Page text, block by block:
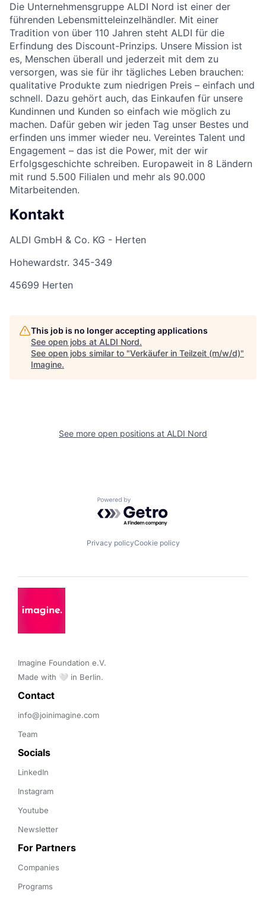
Die Unternehmensgruppe ALDI Nord ist einer der
führenden Lebensmitteleinzelhändler. Mit einer
Tradition von über 110 Jahren steht ALDI für die
Erfindung des Discount-Prinzips. Unsere Mission ist
es, Menschen überall und jederzeit mit dem zu
versorgen, was sie für ihr tägliches Leben brauchen:
qualitative Produkte zum niedrigen Preis – einfach und
schnell. Dazu gehört auch, das Einkaufen für unsere
Kundinnen und Kunden so einfach wie möglich zu
machen. Dafür geben wir jeden Tag unser Bestes und
erfinden uns immer wieder neu. Vereintes Talent und
Engagement – das ist die Power, mit der wir
Erfolgsgeschichte schreiben. Europaweit in 8 Ländern
mit rund 5.500 Filialen und mehr als 90.000
Mitarbeitenden.
Kontakt
ALDI GmbH & Co. KG - Herten
Hohewardstr. 345-349
45699 Herten
This job is no longer accepting applications
See open jobs at ALDI Nord.
See open jobs similar to "Verkäufer in Teilzeit (m/w/d)"
Imagine.
See more open positions at ALDI Nord
Powered by Getro.com
Privacy policyCookie policy
Imagine Foundation e.V.
Made with 🤍 in Berlin.
Contact
info@joinimagine.com
Team
Socials
LinkedIn
Instagram
Youtube
Newsletter
For Partners
Companies
Programs